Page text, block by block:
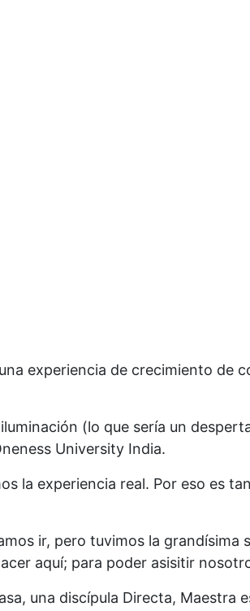
experiencia de crecimiento de
(lo que sería un
University India.
la experiencia real. Por eso es
ir, pero tuvimos la grandísima
aquí; para poder asisitir
una discípula Directa, Maestra